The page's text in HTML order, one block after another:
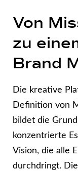
Von
zu
Brand
Die kreative
Definition von
bildet die
konzentrierte
Vision, die alle
durchdringt.